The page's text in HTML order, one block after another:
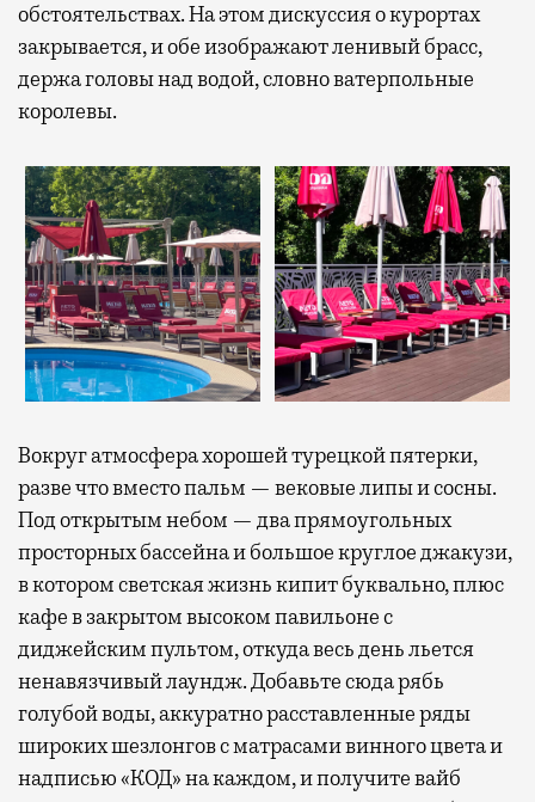
обстоятельствах. На этом дискуссия о курортах
закрывается, и обе изображают ленивый брасс,
держа головы над водой, словно ватерпольные
королевы.
Вокруг атмосфера хорошей турецкой пятерки,
разве что вместо пальм — вековые липы и сосны.
Под открытым небом — два прямоугольных
просторных бассейна и большое круглое джакузи,
в котором светская жизнь кипит буквально, плюс
кафе в закрытом высоком павильоне с
диджейским пультом, откуда весь день льется
ненавязчивый лаундж. Добавьте сюда рябь
голубой воды, аккуратно расставленные ряды
широких шезлонгов с матрасами винного цвета и
надписью «КОД» на каждом, и получите вайб